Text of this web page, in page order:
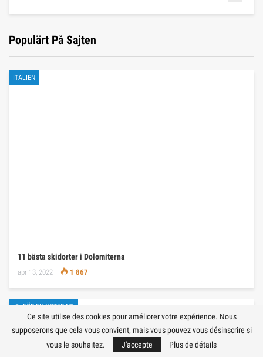
Populärt På Sajten
ITALIEN
11 bästa skidorter i Dolomiterna
apr 13, 2022 1 867
✍ FÖR EN NOTERING
Ce site utilise des cookies pour améliorer votre expérience. Nous
supposerons que cela vous convient, mais vous pouvez vous désinscrire si
vous le souhaitez.
J'accepte Plus de détails